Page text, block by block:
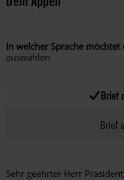
In welcher Sprache
auswählen
Brief
Brief
Sehr geehrter Herr